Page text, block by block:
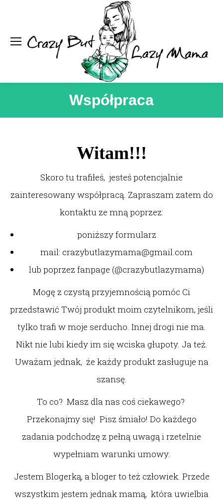
Współpraca
You are here:
Witam!!!
Skoro tu trafiłeś, jesteś potencjalnie
zainteresowany współpracą. Zapraszam zatem do
kontaktu ze mną poprzez:
poniższy formularz
mail: crazybutlazymama@gmail.com
lub poprzez fanpage (@crazybutlazymama)
Mogę z czystą przyjemnością pomóc Ci
przedstawić Twój produkt moim czytelnikom, jeśli
tylko trafi w moje serducho. Innej drogi nie ma.
Nikt nie lubi kiedy im się wciska głupoty. Ja też.
Uważam jednak, że każdy produkt zasługuje na
szansę.
To co? Masz dla nas coś ciekawego?
Przekonajmy się! Pisz śmiało! Do każdego
zadania podchodzę z pełną uwagą i rzetelnie
wypełniam warunki umowy.
Jestem Blogerką, a bloger to też człowiek. Przede
wszystkim jestem jednak mamą, która uwielbia